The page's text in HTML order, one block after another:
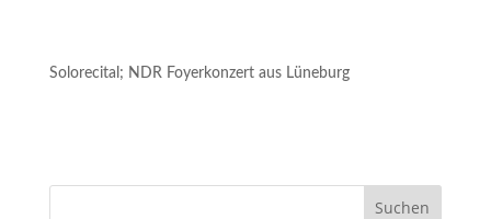
Solorecital; NDR Foyerkonzert aus Lüneburg